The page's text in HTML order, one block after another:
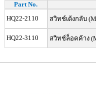
Part No.
HQ22-2110
สวิทช์เด้งกลับ
HQ22-3110 สวิทช์ล็อคค้าง